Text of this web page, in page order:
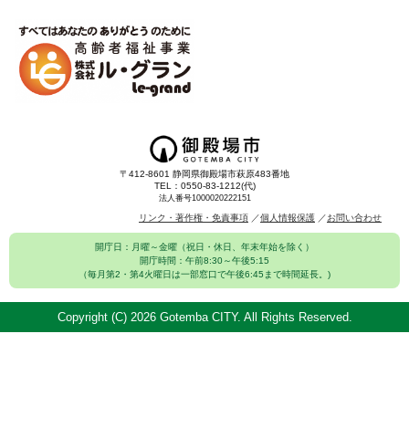
〒412-8601 静岡県御殿場市萩原483番地
TEL：0550-83-1212(代)
法人番号1000020222151
リンク・著作権・免責事項 個人情報保護 お問い合わせ
開庁日：月曜～金曜（祝日・休日、年末年始を除く）
開庁時間：午前8:30～午後5:15
（毎月第2・第4火曜日は一部窓口で午後6:45まで時間延長。)
Copyright (C) 2026 Gotemba CITY. All Rights Reserved.